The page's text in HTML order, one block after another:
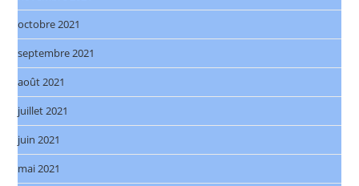
octobre 2021
septembre 2021
août 2021
juillet 2021
juin 2021
mai 2021